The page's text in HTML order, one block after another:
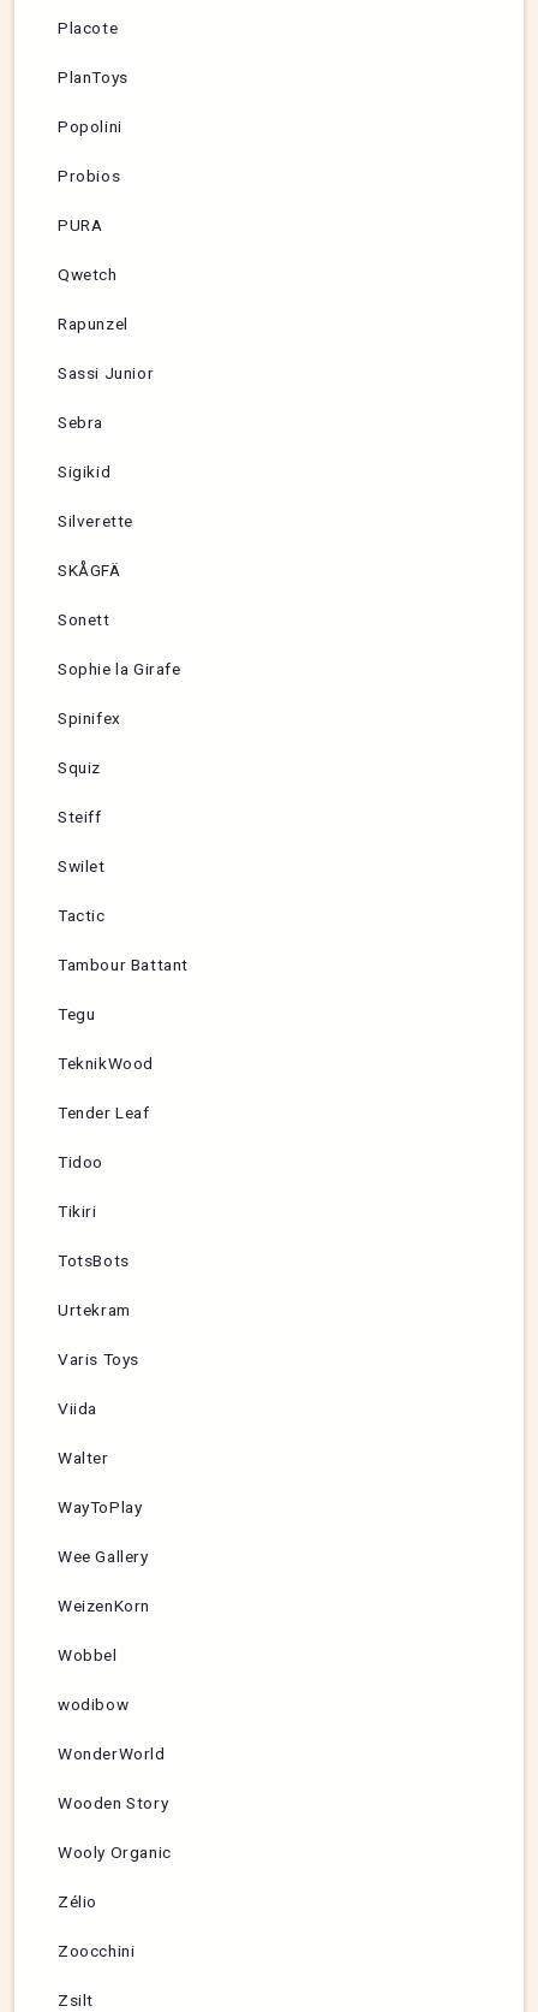
Placote
PlanToys
Popolini
Probios
PURA
Qwetch
Rapunzel
Sassi Junior
Sebra
Sigikid
Silverette
SKÅGFÄ
Sonett
Sophie la Girafe
Spinifex
Squiz
Steiff
Swilet
Tactic
Tambour Battant
Tegu
TeknikWood
Tender Leaf
Tidoo
Tikiri
TotsBots
Urtekram
Varis Toys
Viida
Walter
WayToPlay
Wee Gallery
WeizenKorn
Wobbel
wodibow
WonderWorld
Wooden Story
Wooly Organic
Zélio
Zoocchini
Zsilt